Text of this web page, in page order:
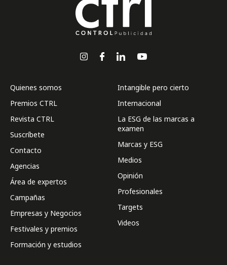
Quienes somos
Premios CTRL
Revista CTRL
Suscríbete
Contacto
Agencias
Área de expertos
Campañas
Empresas y Negocios
Festivales y premios
Formación y estudios
Intangible pero cierto
Internacional
La ESG de las marcas a
examen
Marcas y ESG
Medios
Opinión
Profesionales
Targets
Videos